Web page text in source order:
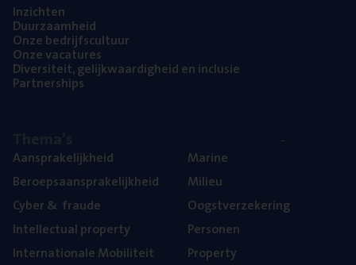
Inzich­ten
Duur­zaam­heid
Onze bedrijfs­cul­tuur
Onze vaca­tu­res
Diver­si­teit, gelijk­waar­dig­heid en inclusie
Part­ner­ships
Aan­spra­ke­lijk­heid
Beroeps­aan­spra­ke­lijk­heid
Cyber& fraude
Intel­lec­tu­al property
Inter­na­ti­o­na­le Mobiliteit
Mari­ne
Mili­eu
Oogst­ver­ze­ke­ring
Per­so­nen
Pro­per­ty